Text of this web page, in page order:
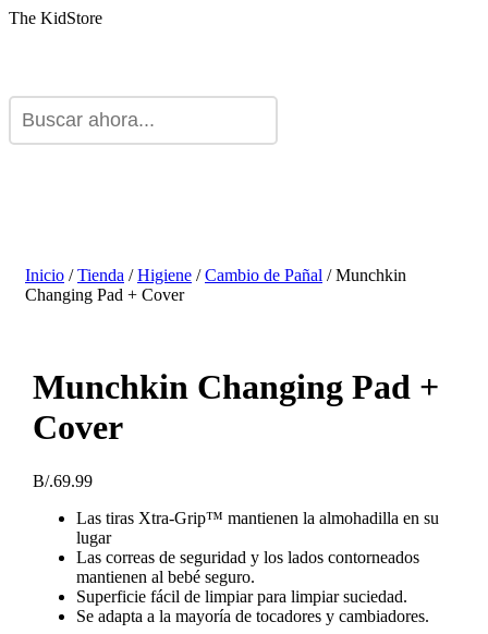
The KidStore
Inicio /Tienda /Higiene /Cambio de Pañal / Munchkin
Changing Pad + Cover
Munchkin Changing Pad +
Cover
B/.69.99
Las tiras Xtra-Grip™ mantienen la almohadilla en su
lugar
Las correas de seguridad y los lados contorneados
mantienen al bebé seguro.
Superficie fácil de limpiar para limpiar suciedad.
Se adapta a la mayoría de tocadores y cambiadores.